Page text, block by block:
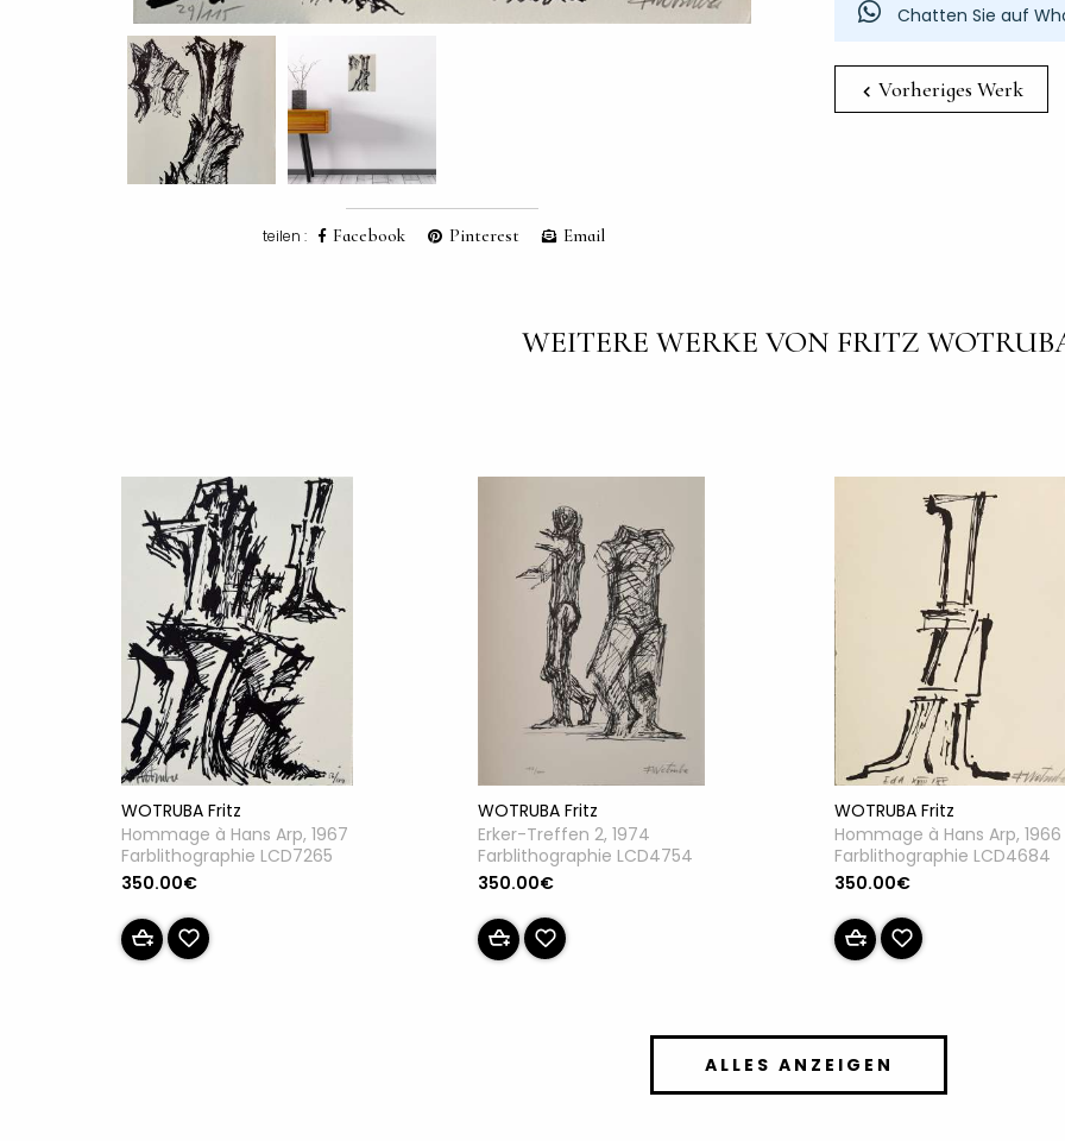
teilen : Facebook Pinterest Email
Chatten Sie auf
Vorheriges Werk
WEITERE WERKE VON FRITZ
WOTRUBA Fritz
Hommage à Hans Arp, 1967
Farblithographie LCD7265
350.00€
WOTRUBA Fritz
Erker-Treffen 2, 1974
Farblithographie LCD4754
350.00€
WOTRUBA Fritz
Hommage à Hans Arp, 1966
Farblithographie LCD4684
350.00€
ALLES ANZEIGEN